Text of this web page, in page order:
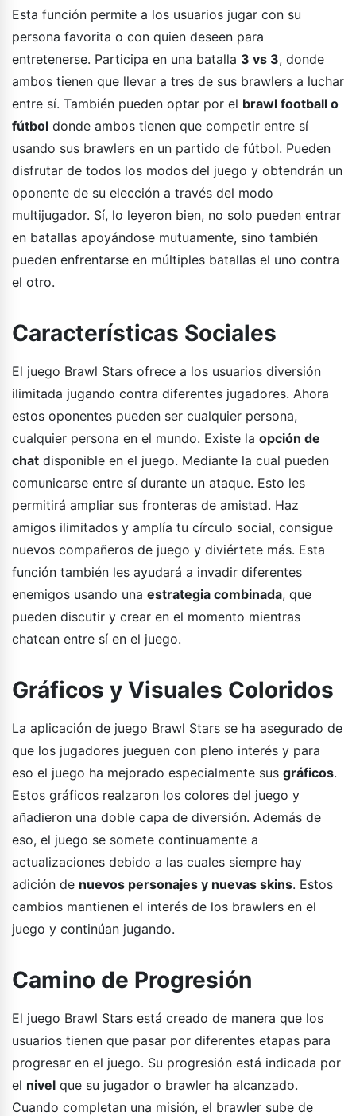
Esta función permite a los usuarios jugar con su
persona favorita o con quien deseen para
entretenerse. Participa en una batalla 3 vs 3, donde
ambos tienen que llevar a tres de sus brawlers a luchar
entre sí. También pueden optar por el brawl football o
fútbol donde ambos tienen que competir entre sí
usando sus brawlers en un partido de fútbol. Pueden
disfrutar de todos los modos del juego y obtendrán un
oponente de su elección a través del modo
multijugador. Sí, lo leyeron bien, no solo pueden entrar
en batallas apoyándose mutuamente, sino también
pueden enfrentarse en múltiples batallas el uno contra
el otro.
Características Sociales
El juego Brawl Stars ofrece a los usuarios diversión
ilimitada jugando contra diferentes jugadores. Ahora
estos oponentes pueden ser cualquier persona,
cualquier persona en el mundo. Existe la opción de
chat disponible en el juego. Mediante la cual pueden
comunicarse entre sí durante un ataque. Esto les
permitirá ampliar sus fronteras de amistad. Haz
amigos ilimitados y amplía tu círculo social, consigue
nuevos compañeros de juego y diviértete más. Esta
función también les ayudará a invadir diferentes
enemigos usando una estrategia combinada, que
pueden discutir y crear en el momento mientras
chatean entre sí en el juego.
Gráficos y Visuales Coloridos
La aplicación de juego Brawl Stars se ha asegurado de
que los jugadores jueguen con pleno interés y para
eso el juego ha mejorado especialmente sus gráficos.
Estos gráficos realzaron los colores del juego y
añadieron una doble capa de diversión. Además de
eso, el juego se somete continuamente a
actualizaciones debido a las cuales siempre hay
adición de nuevos personajes y nuevas skins. Estos
cambios mantienen el interés de los brawlers en el
juego y continúan jugando.
Camino de Progresión
El juego Brawl Stars está creado de manera que los
usuarios tienen que pasar por diferentes etapas para
progresar en el juego. Su progresión está indicada por
el nivel que su jugador o brawler ha alcanzado.
Cuando completan una misión, el brawler sube de